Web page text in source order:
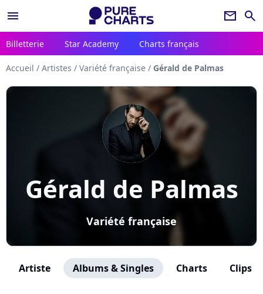
menu newsletter search
Billetterie Star Academy Charts français
Accueil / Artistes / Variété française / Gérald de Palmas
Gérald de Palmas
Variété française
Artiste Albums & Singles Charts Clips